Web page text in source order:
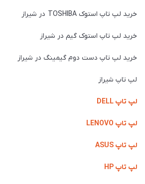
خرید لپ تاپ استوک TOSHIBA در شیراز
خرید لپ تاپ استوک گیم در شیراز
خرید لپ تاپ دست دوم گیمینگ در شیراز
لپ تاپ شیراز
لپ تاپ DELL
لپ تاپ LENOVO
لپ تاپ ASUS
لپ تاپ HP